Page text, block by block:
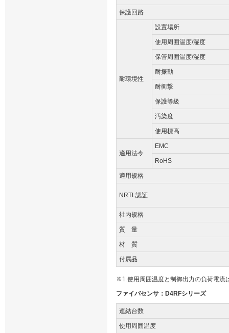
保護回路
耐環境性
設置場所
使用周囲温度/湿度
保管周囲温度/湿度
耐振動
耐衝撃
保護等級
汚染度
使用標高
適用法令
EMC
RoHS
適用規格
NRTL認証
社内規格
質 量
材 質
付属品
※1.使用周囲温度と制御出力の負荷電流
ファイバセンサ：D4RFシリーズ
連結台数
使用周囲温度